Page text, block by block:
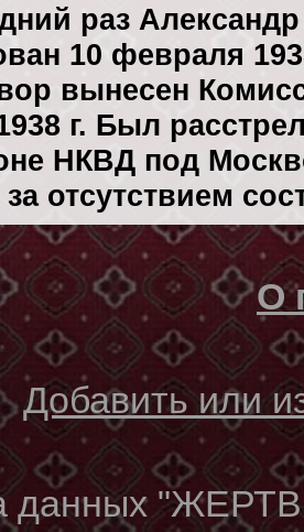
раз
10 февраля
вынесен
г. Был
НКВД под
за отсутствием
О
Добавить или
данных